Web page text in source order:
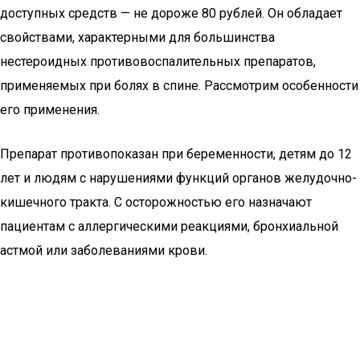
доступных средств — не дороже 80 рублей. Он обладает
свойствами, характерными для большинства
нестероидных противовоспалительных препаратов,
применяемых при болях в спине. Рассмотрим особенности
его применения.
Препарат противопоказан при беременности, детям до 12
лет и людям с нарушениями функций органов желудочно-
кишечного тракта. С осторожностью его назначают
пациентам с аллергическими реакциями, бронхиальной
астмой или заболеваниями крови.